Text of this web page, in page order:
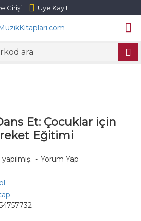
Girişi Üye Kayıt
Et: Çocuklar için
Eğitimi
- Yorum Yap